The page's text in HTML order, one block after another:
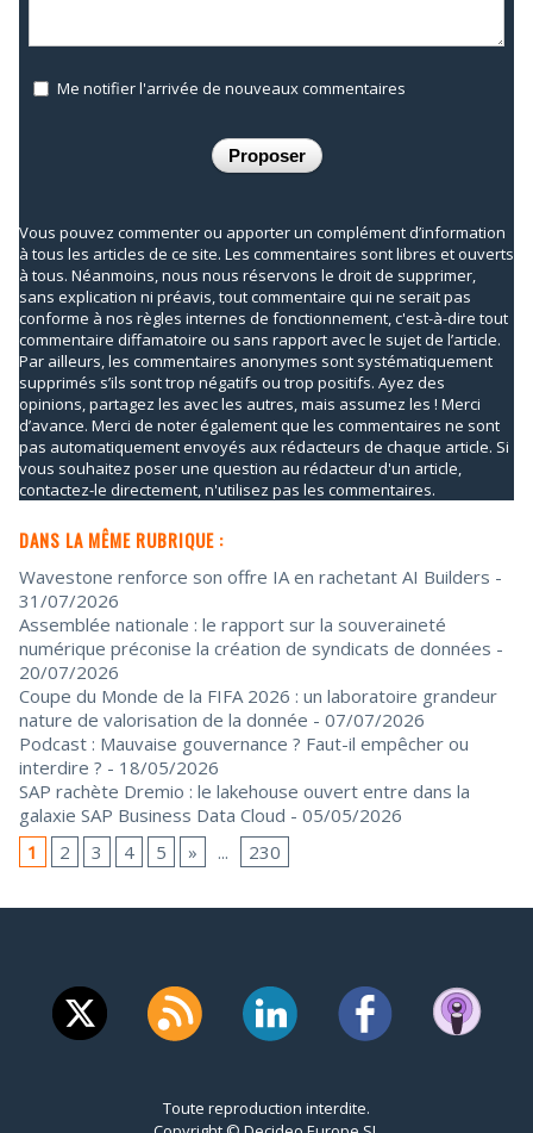
Me notifier l'arrivée de nouveaux commentaires
Vous pouvez commenter ou apporter un complément d’information
à tous les articles de ce site. Les commentaires sont libres et ouverts
à tous. Néanmoins, nous nous réservons le droit de supprimer,
sans explication ni préavis, tout commentaire qui ne serait pas
conforme à nos règles internes de fonctionnement, c'est-à-dire tout
commentaire diffamatoire ou sans rapport avec le sujet de l’article.
Par ailleurs, les commentaires anonymes sont systématiquement
supprimés s’ils sont trop négatifs ou trop positifs. Ayez des
opinions, partagez les avec les autres, mais assumez les ! Merci
d’avance. Merci de noter également que les commentaires ne sont
pas automatiquement envoyés aux rédacteurs de chaque article. Si
vous souhaitez poser une question au rédacteur d'un article,
contactez-le directement, n'utilisez pas les commentaires.
DANS LA MÊME RUBRIQUE :
Wavestone renforce son offre IA en rachetant AI Builders -
31/07/2026
Assemblée nationale : le rapport sur la souveraineté
numérique préconise la création de syndicats de données -
20/07/2026
Coupe du Monde de la FIFA 2026 : un laboratoire grandeur
nature de valorisation de la donnée - 07/07/2026
Podcast : Mauvaise gouvernance ? Faut-il empêcher ou
interdire ? - 18/05/2026
SAP rachète Dremio : le lakehouse ouvert entre dans la
galaxie SAP Business Data Cloud - 05/05/2026
1
2 3 4 5 » ... 230
Toute reproduction interdite.